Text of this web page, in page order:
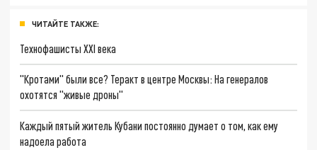
ЧИТАЙТЕ ТАКЖЕ:
Технофашисты XXI века
"Кротами" были все? Теракт в центре Москвы: На генералов
охотятся "живые дроны"
Каждый пятый житель Кубани постоянно думает о том, как ему
надоела работа